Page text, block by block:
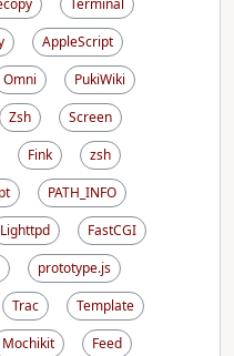
Terminal
AppleScript
Omni
PukiWiki
Zsh
Screen
Fink
zsh
PATH_INFO
Lighttpd
FastCGI
prototype.js
Trac
Template
Mochikit
Feed